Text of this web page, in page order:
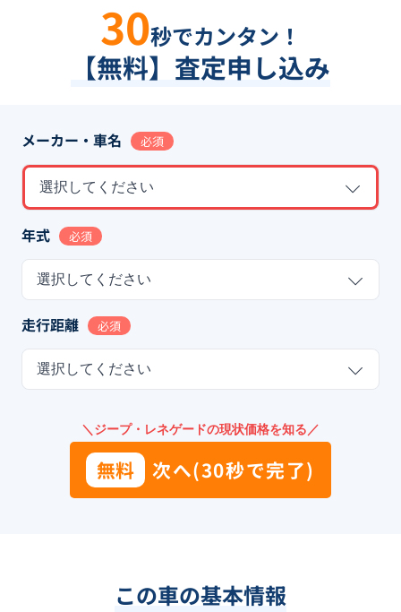
30秒でカンタン！
【無料】査定申し込み
メーカー・車名 必須
選択してください
年式 必須
選択してください
走行距離 必須
選択してください
＼ジープ・レネゲードの現状価格を知る／
無料 次へ(30秒で完了)
この車の基本情報